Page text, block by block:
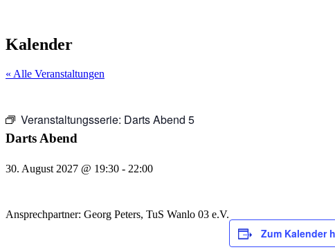
Kalender
« Alle Veranstaltungen
Veranstaltungsserie: Darts Abend 5
Darts Abend
30. August 2027 @ 19:30 - 22:00
Ansprechpartner: Georg Peters, TuS Wanlo 03 e.V.
Zum Kalender